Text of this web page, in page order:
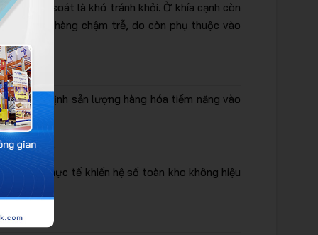
kiểm soát là khó tránh khỏi. Ở khía cạnh còn
nhập hàng chậm trễ, do còn phụ thuộc vào
xác định sản lượng hàng hóa tiềm năng vào
quản lý.
trên thực tế khiến hệ số toàn kho không hiệu